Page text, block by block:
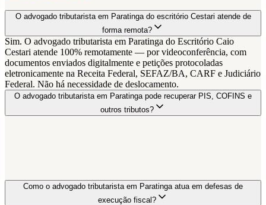
O advogado tributarista em Paratinga do escritório Cestari atende de
forma remota?
Sim. O advogado tributarista em Paratinga do Escritório Caio
Cestari atende 100% remotamente — por videoconferência, com
documentos enviados digitalmente e petições protocoladas
eletronicamente na Receita Federal, SEFAZ/BA, CARF e Judiciário
Federal. Não há necessidade de deslocamento.
O advogado tributarista em Paratinga pode recuperar PIS, COFINS e
outros tributos?
Como o advogado tributarista em Paratinga atua em defesas de
execução fiscal?